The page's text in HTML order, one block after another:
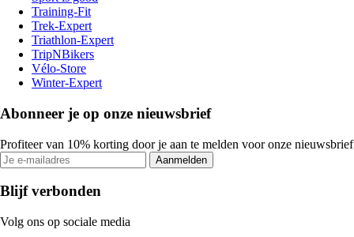
Training-Fit
Trek-Expert
Triathlon-Expert
TripNBikers
Vélo-Store
Winter-Expert
Abonneer je op onze nieuwsbrief
Profiteer van 10% korting door je aan te melden voor onze nieuwsbrief
Aanmelden
Blijf verbonden
Volg ons op sociale media